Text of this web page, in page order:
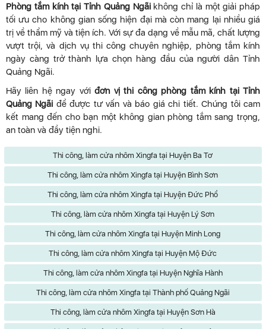
Phòng tắm kính tại Tỉnh Quảng Ngãikhông chỉ là một giải pháp
tối ưu cho không gian sống hiện đại mà còn mang lại nhiều giá
trị về thẩm mỹ và tiện ích. Với sự đa dạng về mẫu mã, chất lượng
vượt trội, và dịch vụ thi công chuyên nghiệp, phòng tắm kính
ngày càng trở thành lựa chọn hàng đầu của người dân Tỉnh
Quảng Ngãi.
Hãy liên hệ ngay vớiđơn vị thi công phòng tắm kính tại Tỉnh
Quảng Ngãi để được tư vấn và báo giá chi tiết. Chúng tôi cam
kết mang đến cho bạn một không gian phòng tắm sang trọng,
an toàn và đầy tiện nghi.
Thi công, làm cửa nhôm Xingfa tại Huyện Ba Tơ
Thi công, làm cửa nhôm Xingfa tại Huyện Bình Sơn
Thi công, làm cửa nhôm Xingfa tại Huyện Đức Phổ
Thi công, làm cửa nhôm Xingfa tại Huyện Lý Sơn
Thi công, làm cửa nhôm Xingfa tại Huyện Minh Long
Thi công, làm cửa nhôm Xingfa tại Huyện Mộ Đức
Thi công, làm cửa nhôm Xingfa tại Huyện Nghĩa Hành
Thi công, làm cửa nhôm Xingfa tại Thành phố Quảng Ngãi
Thi công, làm cửa nhôm Xingfa tại Huyện Sơn Hà